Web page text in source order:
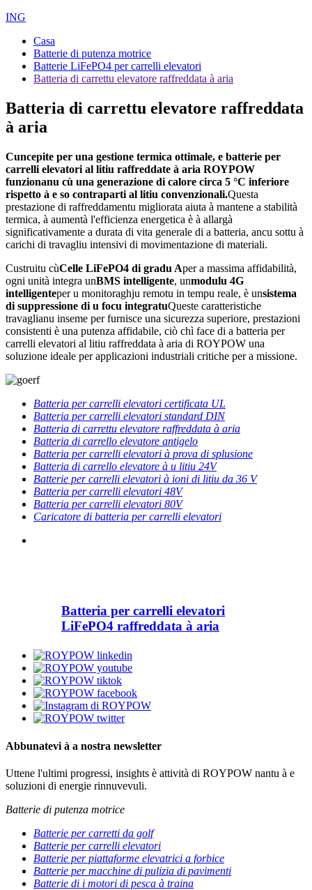
ING
Casa
Batterie di putenza motrice
Batterie LiFePO4 per carrelli elevatori
Batteria di carrettu elevatore raffreddata à aria
Batteria di carrettu elevatore raffreddata
à aria
Cuncepite per una gestione termica ottimale, e batterie per
carrelli elevatori al litiu raffreddate à aria ROYPOW
funzionanu cù una generazione di calore circa 5 °C inferiore
rispetto à e so contraparti al litiu convenzionali.Questa
prestazione di raffreddamentu migliorata aiuta à mantene a stabilità
termica, à aumentà l'efficienza energetica è à allargà
significativamente a durata di vita generale di a batteria, ancu sottu à
carichi di travagliu intensivi di movimentazione di materiali.
Custruitu cùCelle LiFePO4 di gradu Aper a massima affidabilità,
ogni unità integra unBMS intelligente, unmodulu 4G
intelligenteper u monitoraghju remotu in tempu reale, è unsistema
di suppressione di u focu integratuQueste caratteristiche
travaglianu inseme per furnisce una sicurezza superiore, prestazioni
consistenti è una putenza affidabile, ciò chì face di a batteria per
carrelli elevatori al litiu raffreddata à aria di ROYPOW una
soluzione ideale per applicazioni industriali critiche per a missione.
Batteria per carrelli elevatori certificata UL
Batteria per carrelli elevatori standard DIN
Batteria di carrettu elevatore raffreddata à aria
Batteria di carrello elevatore antigelo
Batteria per carrelli elevatori à prova di splusione
Batteria di carrello elevatore à u litiu 24V
Batterie per carrelli elevatori à ioni di litiu da 36 V
Batteria per carrelli elevatori 48V
Batteria per carrelli elevatori 80V
Caricatore di batteria per carrelli elevatori
Batteria per carrelli elevatori
LiFePO4 raffreddata à aria
Abbunatevi à a nostra newsletter
Uttene l'ultimi progressi, insights è attività di ROYPOW nantu à e
soluzioni di energie rinnuvevuli.
Batterie di putenza motrice
Batterie per carretti da golf
Batterie per carrelli elevatori
Batterie per piattaforme elevatrici a forbice
Batterie per macchine di pulizia di pavimenti
Batterie di i motori di pesca à traina